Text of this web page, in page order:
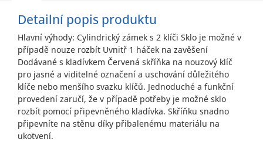
Detailní popis produktu
Hlavní výhody: Cylindrický zámek s 2 klíči Sklo je možné v
případě nouze rozbít Uvnitř 1 háček na zavěšení
Dodávané s kladívkem Červená skříňka na nouzový klíč
pro jasné a viditelné označení a uschování důležitého
klíče nebo menšího svazku klíčů. Jednoduché a funkční
provedení zaručí, že v případě potřeby je možné sklo
rozbít pomocí připevněného kladívka. Skříňku snadno
připevníte na stěnu díky přibalenému materiálu na
ukotvení.